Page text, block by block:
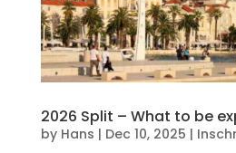
2026 Split – What to be
by Hans | Dec 10, 2025 |